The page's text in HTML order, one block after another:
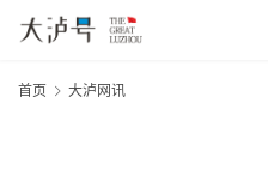
首页 大泸网讯